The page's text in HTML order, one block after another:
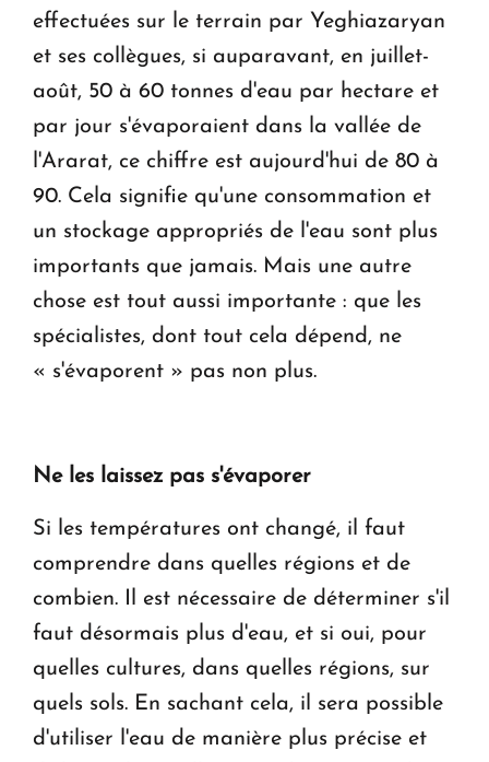
effectuées sur le terrain par Yeghiazaryan
et ses collègues, si auparavant, en juillet-
août, 50 à 60 tonnes d'eau par hectare et
par jour s'évaporaient dans la vallée de
l'Ararat, ce chiffre est aujourd'hui de 80 à
90. Cela signifie qu'une consommation et
un stockage appropriés de l'eau sont plus
importants que jamais. Mais une autre
chose est tout aussi importante : que les
spécialistes, dont tout cela dépend, ne
« s'évaporent » pas non plus.
Ne les laissez pas s'évaporer
Si les températures ont changé, il faut
comprendre dans quelles régions et de
combien. Il est nécessaire de déterminer s'il
faut désormais plus d'eau, et si oui, pour
quelles cultures, dans quelles régions, sur
quels sols. En sachant cela, il sera possible
d'utiliser l'eau de manière plus précise et